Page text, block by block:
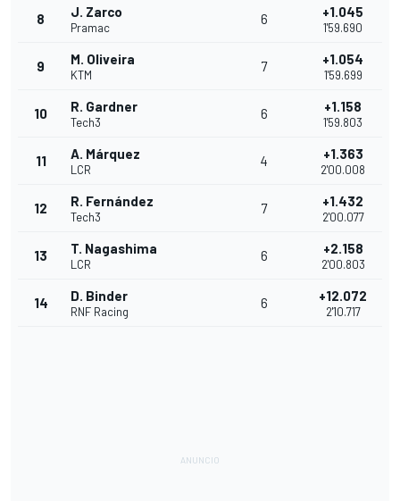
8 J. Zarco
Pramac
6 +1.045
1'59.690
9 M. Oliveira
KTM
7 +1.054
1'59.699
10 R. Gardner
Tech3
6 +1.158
1'59.803
11 A. Márquez
LCR
4 +1.363
2'00.008
12 R. Fernández
Tech3
7 +1.432
2'00.077
13 T. Nagashima
LCR
6 +2.158
2'00.803
14 D. Binder
RNF Racing
6 +12.072
2'10.717